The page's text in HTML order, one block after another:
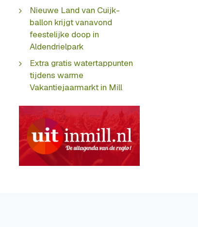
Nieuwe Land van Cuijk-
ballon krijgt vanavond
feestelijke doop in
Aldendrielpark
Extra gratis watertappunten
tijdens warme
Vakantiejaarmarkt in Mill